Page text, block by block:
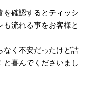
を確認するとティッシ
も流れる事をお客様と
なく不安だったけど詰
と喜んでくださいまし